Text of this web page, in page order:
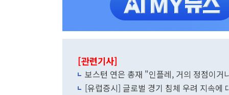
[관련기사]
보스턴 연은 총재 "인플레, 거의 정점이거
[유럽증시] 글로벌 경기 침체 우려 지속에